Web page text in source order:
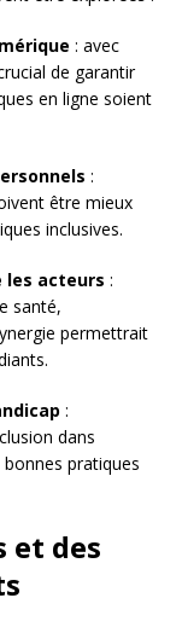
: avec
de garantir
en ligne soient
:
être mieux
inclusives.
les acteurs :
santé,
permettrait
:
dans
pratiques
et des